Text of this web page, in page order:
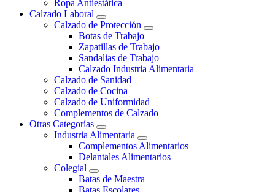
Ropa Antiestática
Calzado Laboral
Calzado de Protección
Botas de Trabajo
Zapatillas de Trabajo
Sandalias de Trabajo
Calzado Industria Alimentaria
Calzado de Sanidad
Calzado de Cocina
Calzado de Uniformidad
Complementos de Calzado
Otras Categorías
Industria Alimentaria
Complementos Alimentarios
Delantales Alimentarios
Colegial
Batas de Maestra
Batas Escolares